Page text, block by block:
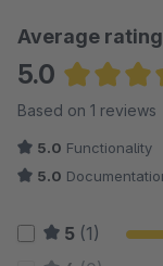
Average rating
5.0
Average
Based on 1 reviews
5.0 Functionality
5.0
5 (1)